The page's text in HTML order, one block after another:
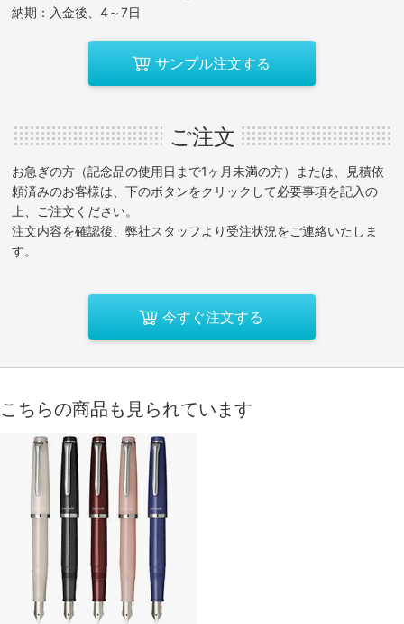
納期：入金後、4～7日
サンプル注文する
ご注文
お急ぎの方（記念品の使用日まで1ヶ月未満の方）または、見積依
頼済みのお客様は、下のボタンをクリックして必要事項を記入の
上、ご注文ください。
注文内容を確認後、弊社スタッフより受注状況をご連絡いたしま
す。
今すぐ注文する
こちらの商品も見られています